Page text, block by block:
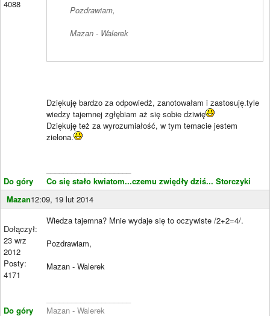
4088
Do góry
Pozdrawiam,
Mazan - Walerek
Dziękuję bardzo za odpowiedż, zanotowałam i zastosuję.tyle
wiedzy tajemnej zgłębiam aż się sobie dziwię
Dziękuję też za wyrozumiałość, w tym temacie jestem
zielona.
Co się stało kwiatom...czemu zwiędły dziś... Storczyki
Mazan12:09, 19 lut 2014
Dołączył:
23 wrz
2012
Posty:
4171
Do góry
Wiedza tajemna? Mnie wydaje się to oczywiste /2+2=4/.
Pozdrawiam,
Mazan - Walerek
Mazan - Walerek